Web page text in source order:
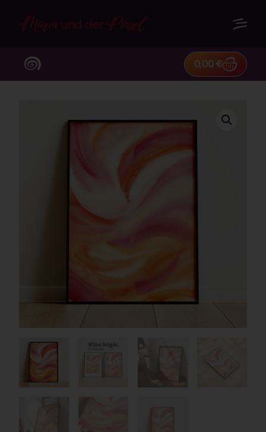
Mariaund derPinsel
0,00€